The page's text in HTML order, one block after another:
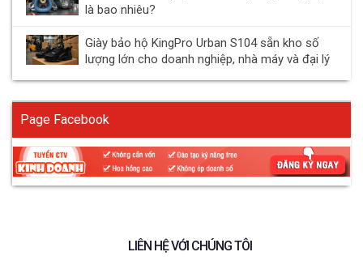
là bao nhiêu?
Giày bảo hộ KingPro Urban S104 sẵn kho số
lượng lớn cho doanh nghiệp, nhà máy và đại lý
Page Facebook
LIÊN HỆ VỚI CHÚNG TÔI